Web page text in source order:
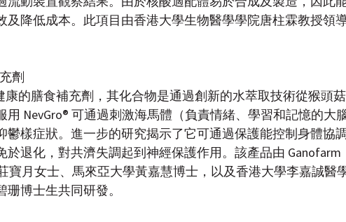
及降低成本。此項目由香港大學生物醫學學院唐柱霖教授領
劑
康的膳食補充劑，其化合物是通過創新的水萃取技術從猴頭菇
NevGro® 可通過刺激海馬體（負責情緒、學習和記憶的大
鬱樣症狀。進一步的研究揭示了它可通過保護能控制身體協
退化，對共濟失調起到神經保護作用。該產品由 Ganofarm
寶月女士、馬來亞大學黃嘉慧博士，以及香港大學李嘉誠醫
博士生共同研發。